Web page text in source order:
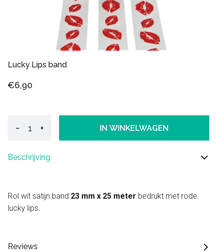
Lucky Lips band
€6,90
− + IN WINKELWAGEN
Beschrijving
Rol wit satijn band 23 mm x 25 meter bedrukt met rode
lucky lips.
Reviews